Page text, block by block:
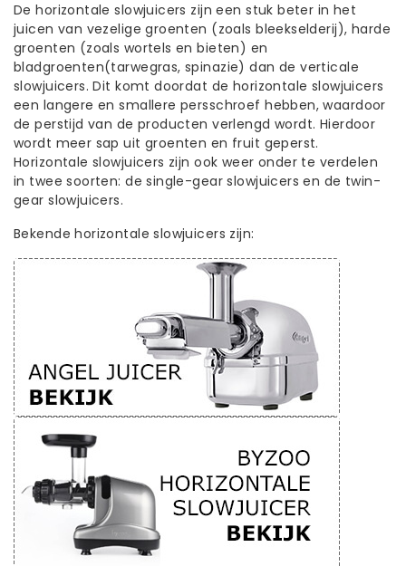
De horizontale slowjuicers zijn een stuk beter in het
juicen van vezelige groenten (zoals bleekselderij), harde
groenten (zoals wortels en bieten) en
bladgroenten(tarwegras, spinazie) dan de verticale
slowjuicers. Dit komt doordat de horizontale slowjuicers
een langere en smallere persschroef hebben, waardoor
de perstijd van de producten verlengd wordt. Hierdoor
wordt meer sap uit groenten en fruit geperst.
Horizontale slowjuicers zijn ook weer onder te verdelen
in twee soorten: de single-gear slowjuicers en de twin-
gear slowjuicers.
Bekende horizontale slowjuicers zijn: